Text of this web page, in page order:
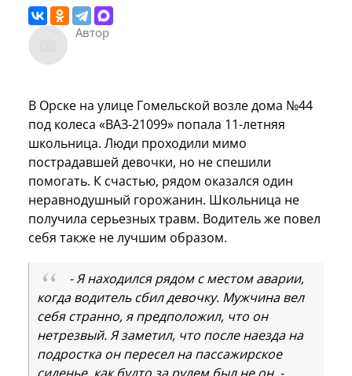
Автор
В Орске на улице Гомельской возле дома №44
под колеса «ВАЗ-21099» попала 11-летняя
школьница. Люди проходили мимо
пострадавшей девочки, но не спешили
помогать. К счастью, рядом оказался один
неравнодушный горожанин. Школьница не
получила серьезных травм. Водитель же повел
себя также не лучшим образом.
- Я находился рядом с местом аварии,
когда водитель сбил девочку. Мужчина вел
себя странно, я предположил, что он
нетрезвый. Я заметил, что после наезда на
подростка он пересел на пассажирское